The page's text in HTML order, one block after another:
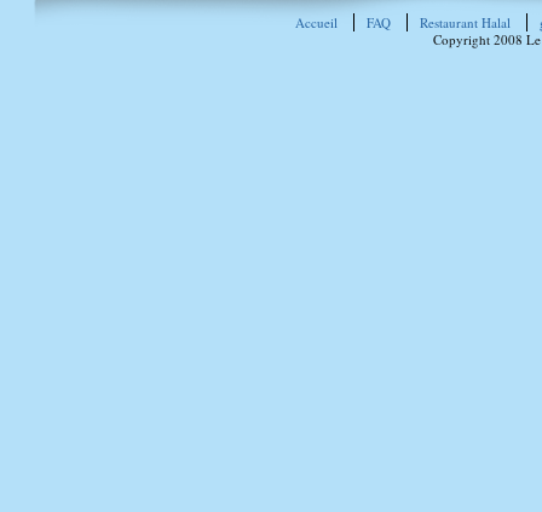
Accueil FAQ Restaurant Halal
Copyright 2008